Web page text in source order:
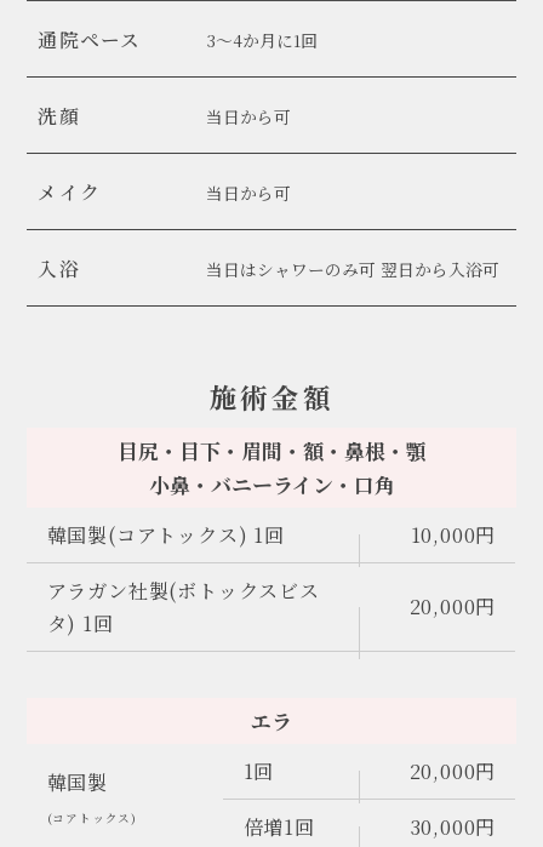
通院ペース 3～4か月に1回
洗顔 当日から可
メイク 当日から可
入浴 当日はシャワーのみ可 翌日から入浴可
施術金額
目尻・目下・眉間・額・鼻根・顎
小鼻・バニーライン・口角
韓国製(コアトックス) 1回
10,000円
アラガン社製(ボトックスビス
タ) 1回
20,000円
エラ
韓国製
(コアトックス)
1回
20,000円
倍増1回
30,000円